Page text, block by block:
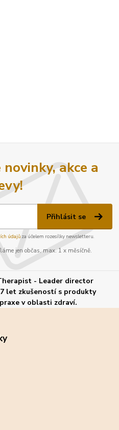
akce a
Přihlásit se
údajůza účelem rozesílky newsletteru.
jen občas, max. 1 x měsíčně.
- Leader director
let zkušeností s produkty
v oblasti zdraví.